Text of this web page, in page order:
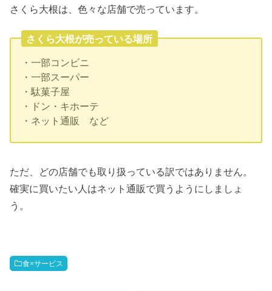
さくら大根は、色々な店舗で売っています。
さくら大根が売っている場所
・一部コンビニ
・一部スーパー
・駄菓子屋
・ドン・キホーテ
・ネット通販 など
ただ、どの店舗でも取り扱っている訳ではありません。
確実に買いたい人はネット通販で買うようにしましょ
う。
食×サービス